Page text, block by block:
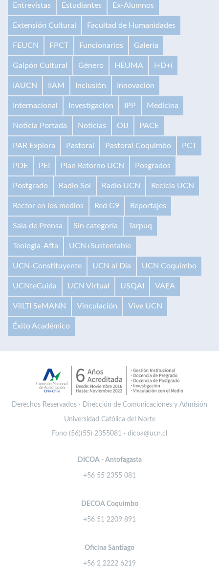
Entrevistas Estudiantes Ex-Alumnos
Extensión Cultural Facultad de Humanidades
FEUCN FPCT Funcionarios Galería
Galpón Cultural Género HEUMA I+D+i
IAUCN IIAM Inclusión Innovación
Internacional Investigación IPP Medicina
Noticia Portada Noticias OIJ PACE
PAR Explora Pastoral Pastoral Coquimbo PCT
PDE PEI Plan Retorno UCN Posgrados
Postgrado Radio Sol Radio UCN Recicla UCN
Rector en los medios Red G9 Reportajes
Sala de Prensa Sin categoría Tarpuq
Teología-Afta UCN+Sustentable
UCN-Constituyente UCN al Día UCN Coquimbo
UCNteCuida UCN Virtual USQAI VAEA
VilLTI SeMANN Vinculación Vive UCN
Éxito Académico
Derechos Reservados · Dirección de Comunicaciones y Admisión
Universidad Católica del Norte
Fono (56)(55) 2355081 · dicoa@ucn.cl
DICOA - Antofagasta
+56 55 2355 081
DECOA Coquimbo
+56 51 2209 891
Oficina Santiago
+56 2 2222 6219